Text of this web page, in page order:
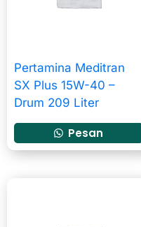
Pertamina Meditran
SX Plus 15W-40 –
Drum 209 Liter
Pesan